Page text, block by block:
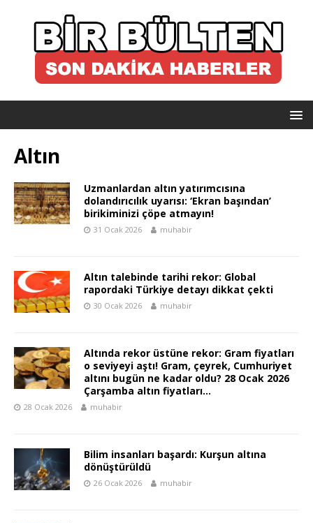
Altın
Uzmanlardan altın yatırımcısına
dolandırıcılık uyarısı: ‘Ekran başından’
birikiminizi çöpe atmayın!
31 Ocak 2026 muhabir
Altın talebinde tarihi rekor: Global
rapordaki Türkiye detayı dikkat çekti
30 Ocak 2026 muhabir
Altında rekor üstüne rekor: Gram fiyatları
o seviyeyi aştı! Gram, çeyrek, Cumhuriyet
altını bugün ne kadar oldu? 28 Ocak 2026
Çarşamba altın fiyatları…
28 Ocak 2026 muhabir
Bilim insanları başardı: Kurşun altına
dönüştürüldü
26 Ocak 2026 muhabir